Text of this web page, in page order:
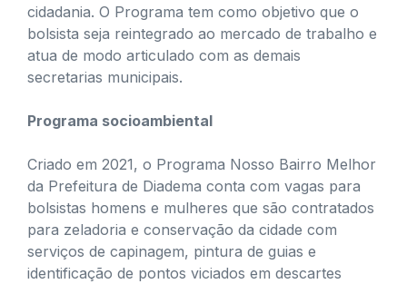
cidadania. O Programa tem como objetivo que o
bolsista seja reintegrado ao mercado de trabalho e
atua de modo articulado com as demais
secretarias municipais.
Programa socioambiental
Criado em 2021, o Programa Nosso Bairro Melhor
da Prefeitura de Diadema conta com vagas para
bolsistas homens e mulheres que são contratados
para zeladoria e conservação da cidade com
serviços de capinagem, pintura de guias e
identificação de pontos viciados em descartes